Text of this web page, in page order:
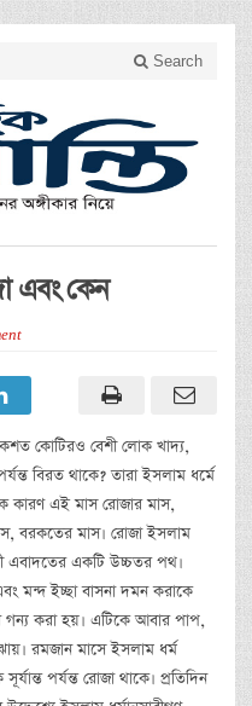
Search
এবং কেন
কোটিরও বেশী লোক খাদ্য,
বিরত থাকে? তারা ইসলাম ধর্মে
কারণ এই মাস রোজার মাস,
বরকতের মাস। রোজা ইসলাম
এবাদতের একটি উচ্চতর পথ।
মন্দ ইচ্ছা বাসনা দমন করাকে
গন্য করা হয়। এটিকে আবার পাপ,
রমজান মাসে ইসলাম ধর্ম
পর্যন্ত রোজা থাকে। প্রতিদিন